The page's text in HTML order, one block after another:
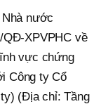
Nhà nước
QĐ-XPVPHC về
vực chứng
Công ty Cổ
(Địa chỉ: Tầng